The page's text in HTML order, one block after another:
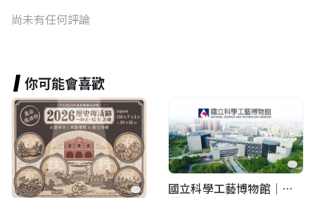
尚未有任何評論
你可能會喜歡
國立科學工藝博物館｜華語智慧導覽